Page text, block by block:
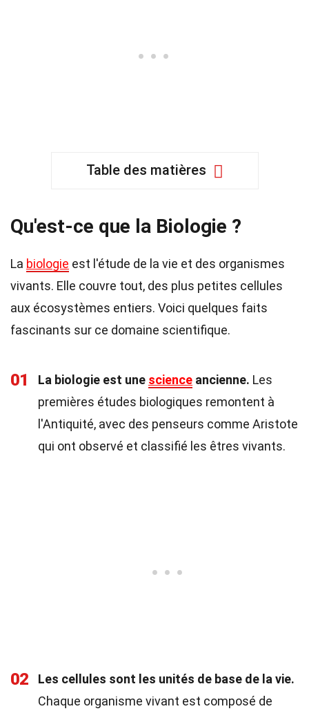
Table des matières
Qu'est-ce que la Biologie ?
La biologie est l'étude de la vie et des organismes
vivants. Elle couvre tout, des plus petites cellules
aux écosystèmes entiers. Voici quelques faits
fascinants sur ce domaine scientifique.
01 La biologie est une science ancienne. Les
premières études biologiques remontent à
l'Antiquité, avec des penseurs comme Aristote
qui ont observé et classifié les êtres vivants.
02
Les cellules sont les unités de base de la vie.
Chaque organisme vivant est composé de